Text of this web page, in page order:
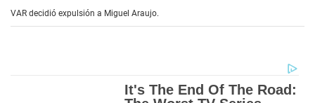
e
VAR decidió expulsión a Miguel Araujo.